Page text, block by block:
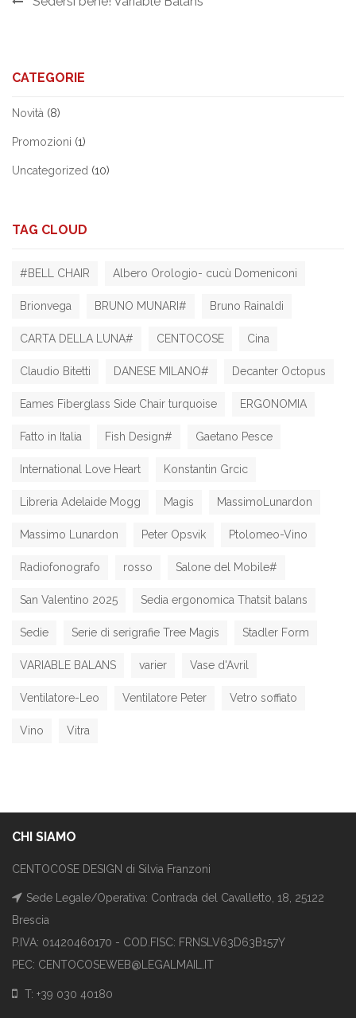
CATEGORIE
Novità (8)
Promozioni (1)
Uncategorized (10)
TAG CLOUD
#BELL CHAIR Albero Orologio- cucù Domeniconi
Brionvega BRUNO MUNARI# Bruno Rainaldi
CARTA DELLA LUNA# CENTOCOSE Cina
Claudio Bitetti DANESE MILANO# Decanter Octopus
Eames Fiberglass Side Chair turquoise ERGONOMIA
Fatto in Italia Fish Design# Gaetano Pesce
International Love Heart Konstantin Grcic
Libreria Adelaide Mogg Magis MassimoLunardon
Massimo Lunardon Peter Opsvik Ptolomeo-Vino
Radiofonografo rosso Salone del Mobile#
San Valentino 2025 Sedia ergonomica Thatsit balans
Sedie Serie di serigrafie Tree Magis Stadler Form
VARIABLE BALANS varier Vase d'Avril
Ventilatore-Leo Ventilatore Peter Vetro soffiato
Vino Vitra
CHI SIAMO
CENTOCOSE DESIGN di Silvia Franzoni
Sede Legale/Operativa: Contrada del Cavalletto, 18, 25122
Brescia
P.IVA: 01420460170 - COD.FISC: FRNSLV63D63B157Y
PEC: CENTOCOSEWEB@LEGALMAIL.IT
T: +39 030 40180